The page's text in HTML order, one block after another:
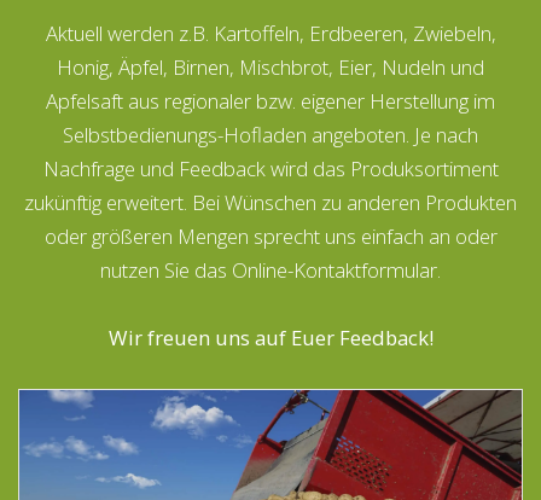
Aktuell werden z.B. Kartoffeln, Erdbeeren, Zwiebeln,
Honig, Äpfel, Birnen, Mischbrot, Eier, Nudeln und
Apfelsaft aus regionaler bzw. eigener Herstellung im
Selbstbedienungs-Hofladen angeboten. Je nach
Nachfrage und Feedback wird das Produksortiment
zukünftig erweitert. Bei Wünschen zu anderen Produkten
oder größeren Mengen sprecht uns einfach an oder
nutzen Sie das Online-Kontaktformular.
Wir freuen uns auf Euer Feedback!